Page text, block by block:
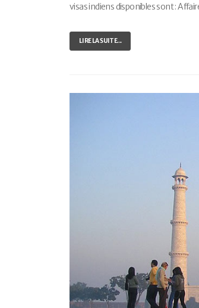
visas indiens disponibles sont :
LIRE LA SUITE...